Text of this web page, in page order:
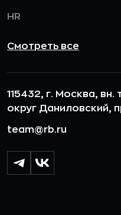
HR
Смотреть все
115432, г. Москва, вн.
округ Даниловский,
team@rb.ru